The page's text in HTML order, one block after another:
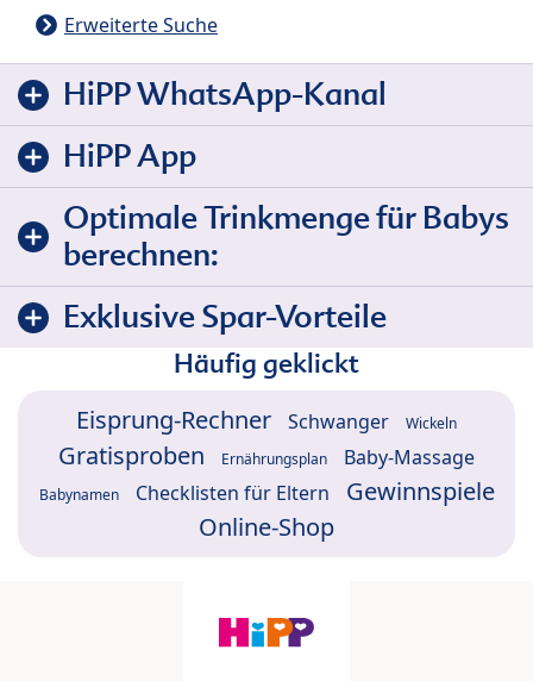
Erweiterte Suche
HiPP WhatsApp-Kanal
HiPP App
Optimale Trinkmenge für Babys
berechnen:
Exklusive Spar-Vorteile
Häufig geklickt
Eisprung-Rechner Schwanger Wickeln
Gratisproben Ernährungsplan Baby-Massage
Babynamen Checklisten für Eltern
Gewinnspiele
Online-Shop